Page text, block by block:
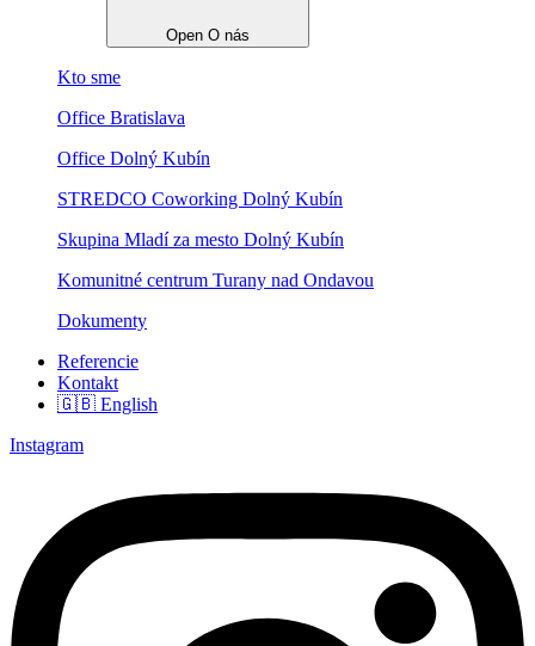
Open O nás
Kto sme
Office Bratislava
Office Dolný Kubín
STREDCO Coworking Dolný Kubín
Skupina Mladí za mesto Dolný Kubín
Komunitné centrum Turany nad Ondavou
Dokumenty
Referencie
Kontakt
🇬🇧 English
Instagram